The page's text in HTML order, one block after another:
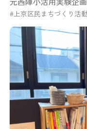
上京区民まちづくり活